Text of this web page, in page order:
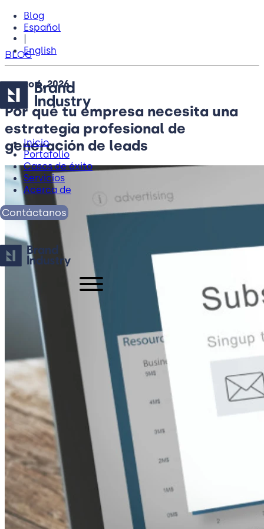
Blog
Español
|
English
Inicio
Portafolio
Casos de éxito
Servicios
Acerca de
Contáctanos
BLOG
marzo 4, 2026
Por qué tu empresa necesita una
estrategia profesional de
generación de leads